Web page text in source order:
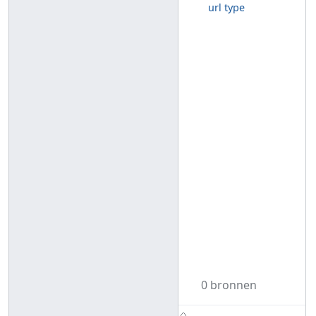
url type
0 bronnen